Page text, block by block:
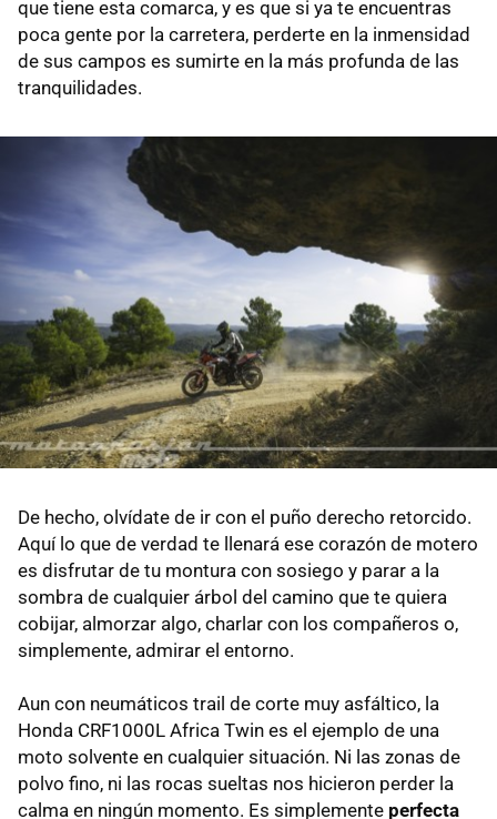
que tiene esta comarca, y es que si ya te encuentras
poca gente por la carretera, perderte en la inmensidad
de sus campos es sumirte en la más profunda de las
tranquilidades.
De hecho, olvídate de ir con el puño derecho retorcido.
Aquí lo que de verdad te llenará ese corazón de motero
es disfrutar de tu montura con sosiego y parar a la
sombra de cualquier árbol del camino que te quiera
cobijar, almorzar algo, charlar con los compañeros o,
simplemente, admirar el entorno.
Aun con neumáticos trail de corte muy asfáltico, la
Honda CRF1000L Africa Twin es el ejemplo de una
moto solvente en cualquier situación. Ni las zonas de
polvo fino, ni las rocas sueltas nos hicieron perder la
calma en ningún momento. Es simplemente perfecta